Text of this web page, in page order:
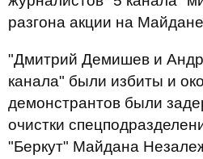
разгона акции на
"Дмитрий Демишев и
канала" были избиты и
демонстрантов были
очистки
"Беркут" Майдана